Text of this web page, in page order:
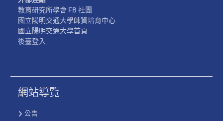
教育研究所學會 FB 社團
國立陽明交通大學師資培育中心
國立陽明交通大學首頁
後臺登入
網站導覽
公告